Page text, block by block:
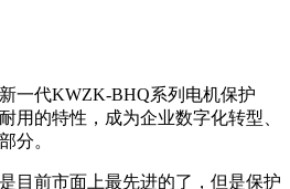
一代KWZK-BHQ系列电机保护
用的特性，成为企业数字化转型、
分。
目前市面上最先进的了，但是保护